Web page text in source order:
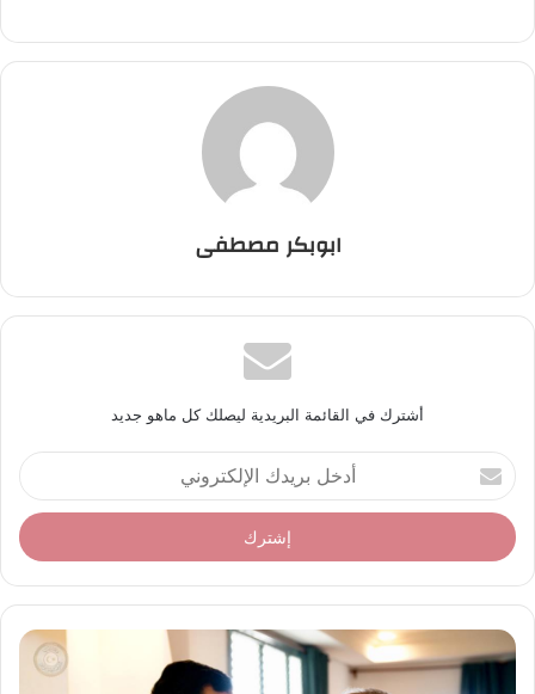
ابوبكر مصطفى
أشترك في القائمة البريدية ليصلك كل ماهو جديد
أ
د
خ
ل
ر
د
ك